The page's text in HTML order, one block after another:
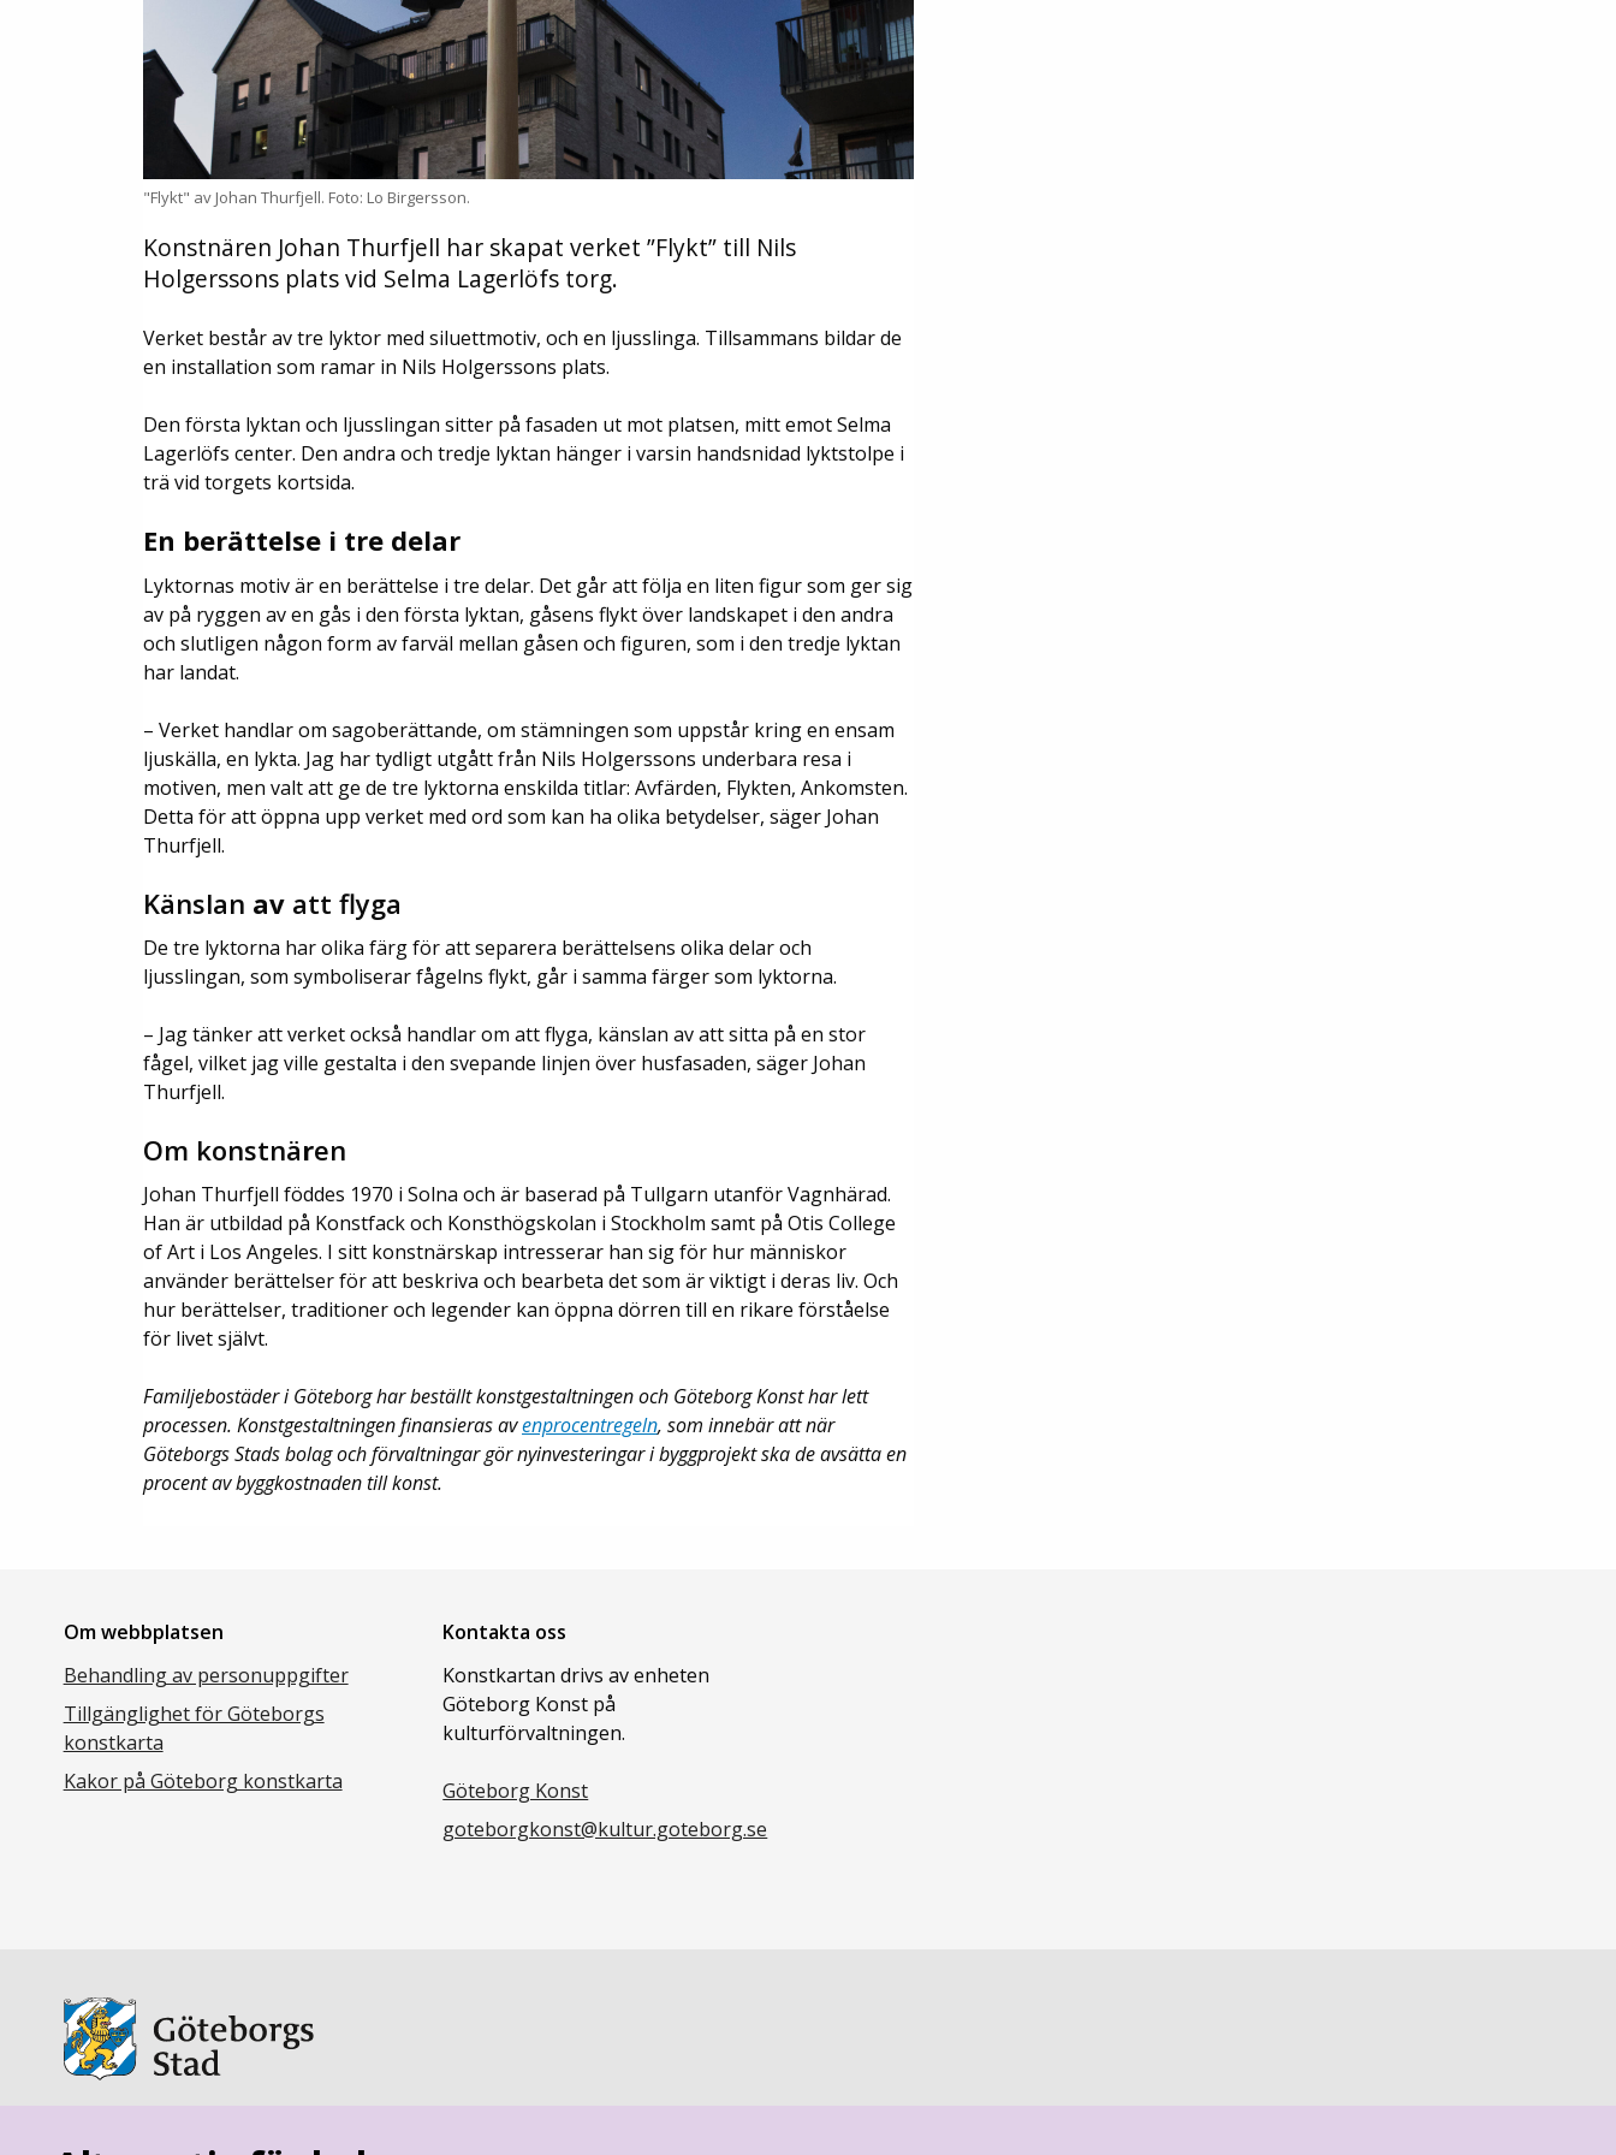
"Flykt" av Johan Thurfjell. Foto: Lo Birgersson.
Konstnären Johan Thurfjell har skapat verket ”Flykt” till Nils
Holgerssons plats vid Selma Lagerlöfs torg.
Verket består av tre lyktor med siluettmotiv, och en ljusslinga. Tillsammans bildar de
en installation som ramar in Nils Holgerssons plats.
Den första lyktan och ljusslingan sitter på fasaden ut mot platsen, mitt emot Selma
Lagerlöfs center. Den andra och tredje lyktan hänger i varsin handsnidad lyktstolpe i
trä vid torgets kortsida.
En berättelse i tre delar
Lyktornas motiv är en berättelse i tre delar. Det går att följa en liten figur som ger sig
av på ryggen av en gås i den första lyktan, gåsens flykt över landskapet i den andra
och slutligen någon form av farväl mellan gåsen och figuren, som i den tredje lyktan
har landat.
– Verket handlar om sagoberättande, om stämningen som uppstår kring en ensam
ljuskälla, en lykta. Jag har tydligt utgått från Nils Holgerssons underbara resa i
motiven, men valt att ge de tre lyktorna enskilda titlar: Avfärden, Flykten, Ankomsten.
Detta för att öppna upp verket med ord som kan ha olika betydelser, säger Johan
Thurfjell.
Känslan av att flyga
De tre lyktorna har olika färg för att separera berättelsens olika delar och
ljusslingan, som symboliserar fågelns flykt, går i samma färger som lyktorna.
– Jag tänker att verket också handlar om att flyga, känslan av att sitta på en stor
fågel, vilket jag ville gestalta i den svepande linjen över husfasaden, säger Johan
Thurfjell.
Om konstnären
Johan Thurfjell föddes 1970 i Solna och är baserad på Tullgarn utanför Vagnhärad.
Han är utbildad på Konstfack och Konsthögskolan i Stockholm samt på Otis College
of Art i Los Angeles. I sitt konstnärskap intresserar han sig för hur människor
använder berättelser för att beskriva och bearbeta det som är viktigt i deras liv. Och
hur berättelser, traditioner och legender kan öppna dörren till en rikare förståelse
för livet självt.
Familjebostäder i Göteborg har beställt konstgestaltningen och Göteborg Konst har lett
processen. Konstgestaltningen finansieras avenprocentregeln, som innebär att när
Göteborgs Stads bolag och förvaltningar gör nyinvesteringar i byggprojekt ska de avsätta en
procent av byggkostnaden till konst.
Om webbplatsen
Behandling av personuppgifter
Tillgänglighet för Göteborgs
konstkarta
Kakor på Göteborg konstkarta
Kontakta oss
Konstkartan drivs av enheten
Göteborg Konst på
kulturförvaltningen.
Göteborg Konst
goteborgkonst@kultur.goteborg.se